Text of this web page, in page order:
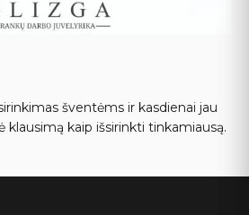
šventėms ir kasdienai jau
klausimą kaip išsirinkti tinkamiausą.